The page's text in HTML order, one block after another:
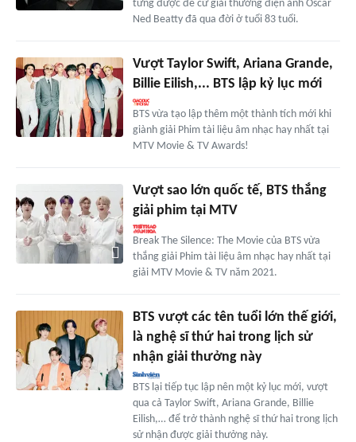
từng được đề cử giải thưởng điện ảnh Oscar
Ned Beatty đã qua đời ở tuổi 83 tuổi.
Vượt Taylor Swift, Ariana Grande,
Billie Eilish,... BTS lập kỷ lục mới
BTS vừa tạo lập thêm một thành tích mới khi
giành giải Phim tài liệu âm nhạc hay nhất tại
MTV Movie & TV Awards!
Vượt sao lớn quốc tế, BTS thắng
giải phim tại MTV
Break The Silence: The Movie của BTS vừa
thắng giải Phim tài liệu âm nhạc hay nhất tại
giải MTV Movie & TV năm 2021.
BTS vượt các tên tuổi lớn thế giới,
là nghệ sĩ thứ hai trong lịch sử
nhận giải thưởng này
BTS lại tiếp tục lập nên một kỷ lục mới, vượt
qua cả Taylor Swift, Ariana Grande, Billie
Eilish,… để trở thành nghệ sĩ thứ hai trong lịch
sử nhận được giải thưởng này.